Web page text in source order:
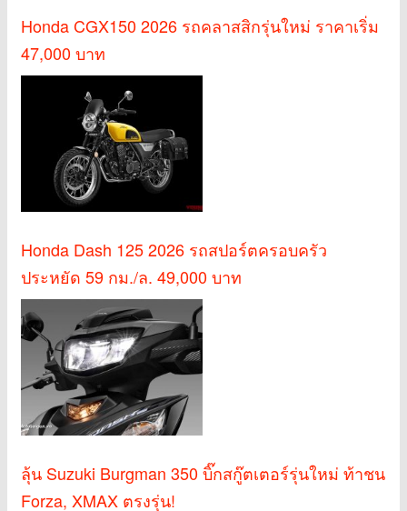
Honda CGX150 2026 รถคลาสสิกรุ่นใหม่ ราคาเริ่ม
47,000 บาท
Honda Dash 125 2026 รถสปอร์ตครอบครัว
ประหยัด 59 กม./ล. 49,000 บาท
ลุ้น Suzuki Burgman 350 บิ๊กสกู๊ตเตอร์รุ่นใหม่ ท้าชน
Forza, XMAX ตรงรุ่น!